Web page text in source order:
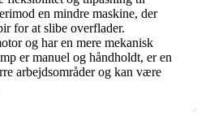
en mindre maskine, der
for at slibe overflader.
og har en mere mekanisk
er manuel og håndholdt, er en
arbejdsområder og kan være